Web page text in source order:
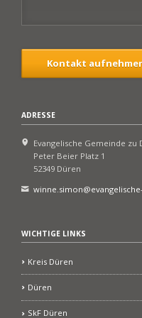
Kontakt
ADRESSE
Evangelische Gemeinde zu
Peter Beier Platz 1
52349 Düren
WICHTIGE LINKS
Kreis Düren
Düren
SkF Düren